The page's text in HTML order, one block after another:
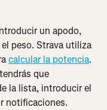
un apodo,
peso. Strava utiliza
calcular la potencia.
que
la lista, introducir el
notificaciones.